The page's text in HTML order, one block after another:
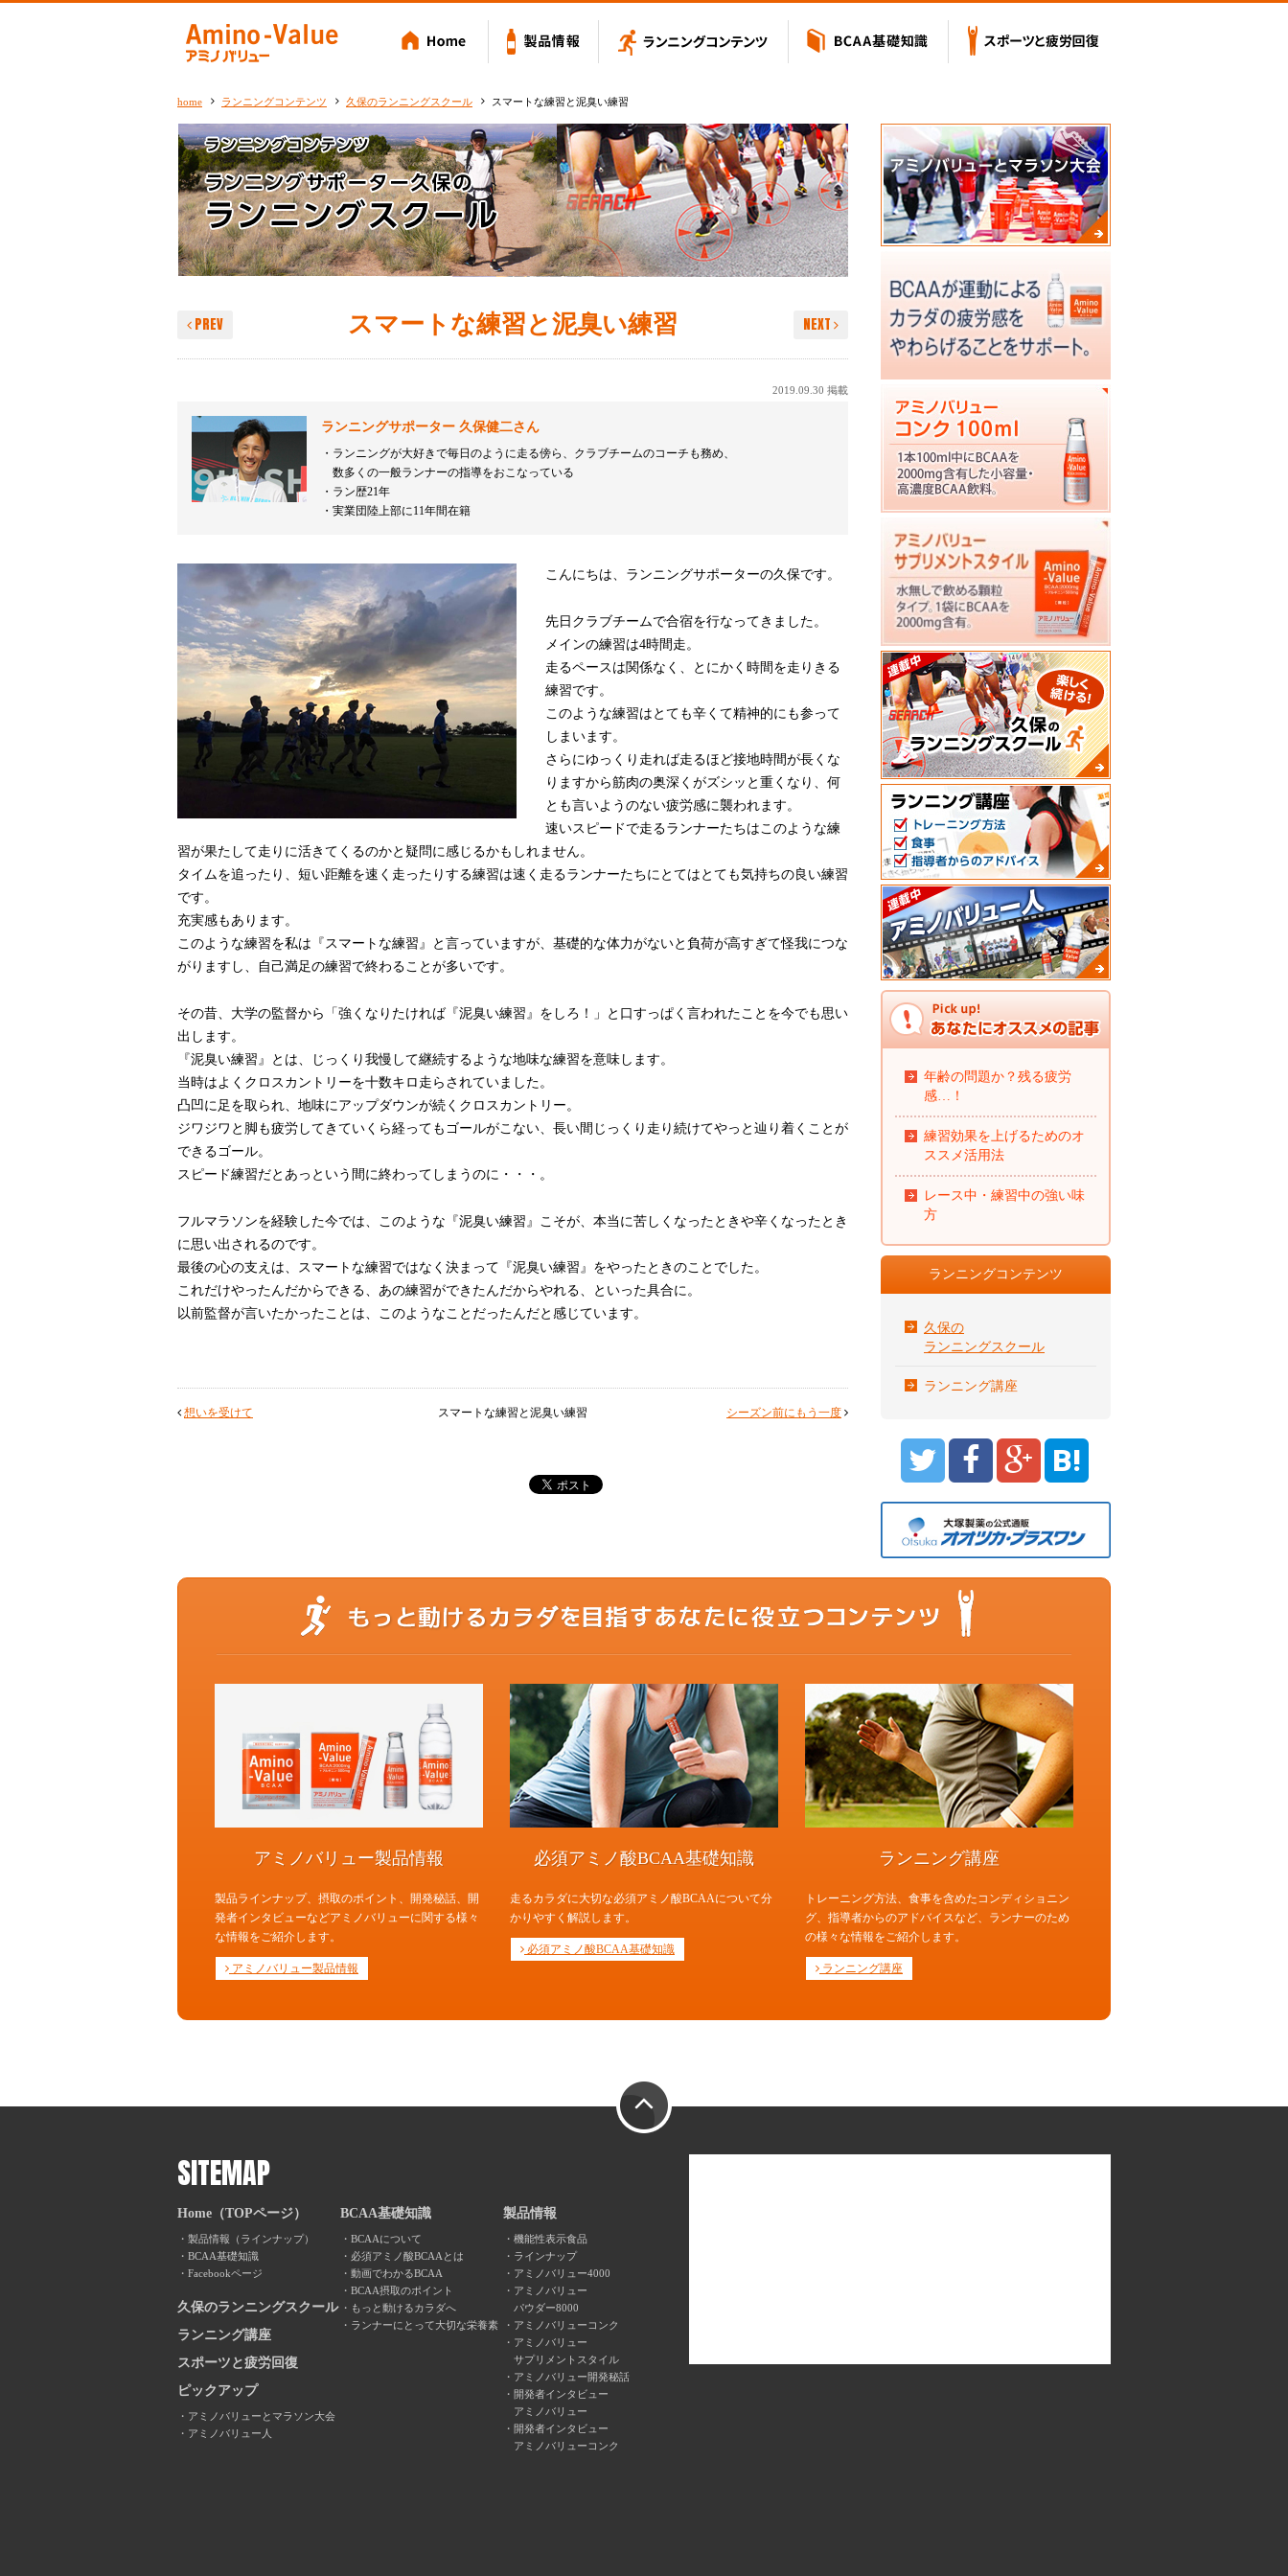
Amino-Value アミノバリュー BCAA基礎知識
home ランニングコンテンツ 久保のランニングスクール スマートな練習と泥臭い練習
スマートな練習と泥臭い練習
PREV NEXT
2019.09.30 掲載
ランニングサポーター 久保健二さん
ランニングが大好きで毎日のように走る傍ら、クラブチームのコーチも務め、
数多くの一般ランナーの指導をおこなっている
ラン歴21年
実業団陸上部に11年間在籍
こんにちは、ランニングサポーターの久保です。
先日クラブチームで合宿を行なってきました。
メインの練習は4時間走。
走るペースは関係なく、とにかく時間を走りきる
練習です。
このような練習はとても辛くて精神的にも参って
しまいます。
さらにゆっくり走れば走るほど接地時間が長くな
りますから筋肉の奥深くがズシッと重くなり、何
とも言いようのない疲労感に襲われます。
速いスピードで走るランナーたちはこのような練
習が果たして走りに活きてくるのかと疑問に感じるかもしれません。
タイムを追ったり、短い距離を速く走ったりする練習は速く走るランナーたちにとてはとても気持ちの良い練習
です。
充実感もあります。
このような練習を私は『スマートな練習』と言っていますが、基礎的な体力がないと負荷が高すぎて怪我につな
がりますし、自己満足の練習で終わることが多いです。
その昔、大学の監督から「強くなりたければ『泥臭い練習』をしろ！」と口すっぱく言われたことを今でも思い
出します。
『泥臭い練習』とは、じっくり我慢して継続するような地味な練習を意味します。
当時はよくクロスカントリーを十数キロ走らされていました。
凸凹に足を取られ、地味にアップダウンが続くクロスカントリー。
ジワジワと脚も疲労してきていくら経ってもゴールがこない、長い間じっくり走り続けてやっと辿り着くことが
できるゴール。
スピード練習だとあっという間に終わってしまうのに・・・。
フルマラソンを経験した今では、このような『泥臭い練習』こそが、本当に苦しくなったときや辛くなったとき
に思い出されるのです。
最後の心の支えは、スマートな練習ではなく決まって『泥臭い練習』をやったときのことでした。
これだけやったんだからできる、あの練習ができたんだからやれる、といった具合に。
以前監督が言いたかったことは、このようなことだったんだと感じています。
スマートな練習と泥臭い練習
想いを受けて シーズン前にもう一度
年齢の問題か？残る疲労
感…！
練習効果を上げるためのオ
ススメ活用法
レース中・練習中の強い味
方
ランニングコンテンツ
久保の
ランニングスクール
ランニング講座
B!
もっと動ける体を目指すあなた
アミノバリュー製品情報
製品ラインナップ、摂取のポイント、開発秘話、開
発者インタビューなどアミノバリューに関する様々
な情報をご紹介します。
アミノバリュー製品情報
必須アミノ酸BCAA基礎知識
走るカラダに大切な必須アミノ酸BCAAについて分
かりやすく解説します。
必須アミノ酸BCAA基礎知識
ランニング講座
トレーニング方法、食事を含めたコンディショニン
グ、指導者からのアドバイスなど、ランナーのため
の様々な情報をご紹介します。
ランニング講座
SITEMAP
Home（TOPページ）
製品情報（ラインナップ）
BCAA基礎知識
Facebookページ
久保のランニングスクール
ランニング講座
スポーツと疲労回復
ピックアップ
アミノバリューとマラソン大会
アミノバリュー人
BCAA基礎知識
BCAAについて
必須アミノ酸BCAAとは
動画でわかるBCAA
BCAA摂取のポイント
もっと動けるカラダへ
ランナーにとって大切な栄養素
製品情報
機能性表示食品
ラインナップ
アミノバリュー4000
アミノバリュー
パウダー8000
アミノバリューコンク
アミノバリュー
サプリメントスタイル
アミノバリュー開発秘話
開発者インタビュー
アミノバリュー
開発者インタビュー
アミノバリューコンク